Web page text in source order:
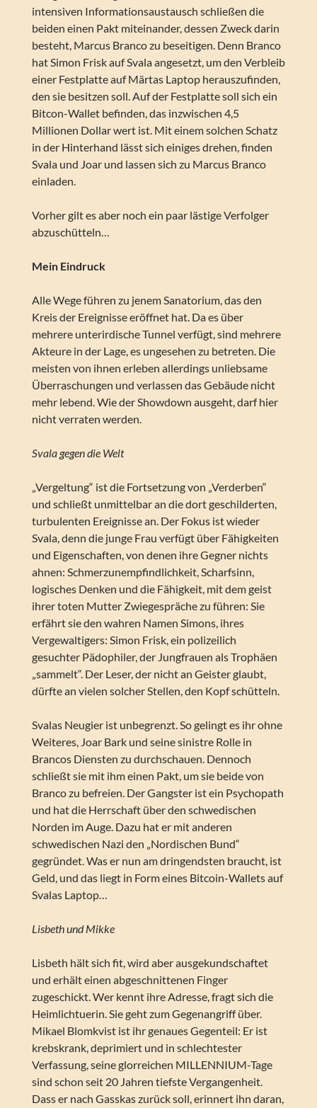
intensiven Informationsaustausch schließen die
beiden einen Pakt miteinander, dessen Zweck darin
besteht, Marcus Branco zu beseitigen. Denn Branco
hat Simon Frisk auf Svala angesetzt, um den Verbleib
einer Festplatte auf Märtas Laptop herauszufinden,
den sie besitzen soll. Auf der Festplatte soll sich ein
Bitcon-Wallet befinden, das inzwischen 4,5
Millionen Dollar wert ist. Mit einem solchen Schatz
in der Hinterhand lässt sich einiges drehen, finden
Svala und Joar und lassen sich zu Marcus Branco
einladen.
Vorher gilt es aber noch ein paar lästige Verfolger
abzuschütteln…
Mein Eindruck
Alle Wege führen zu jenem Sanatorium, das den
Kreis der Ereignisse eröffnet hat. Da es über
mehrere unterirdische Tunnel verfügt, sind mehrere
Akteure in der Lage, es ungesehen zu betreten. Die
meisten von ihnen erleben allerdings unliebsame
Überraschungen und verlassen das Gebäude nicht
mehr lebend. Wie der Showdown ausgeht, darf hier
nicht verraten werden.
Svala gegen die Welt
„Vergeltung“ ist die Fortsetzung von „Verderben“
und schließt unmittelbar an die dort geschilderten,
turbulenten Ereignisse an. Der Fokus ist wieder
Svala, denn die junge Frau verfügt über Fähigkeiten
und Eigenschaften, von denen ihre Gegner nichts
ahnen: Schmerzunempfindlichkeit, Scharfsinn,
logisches Denken und die Fähigkeit, mit dem geist
ihrer toten Mutter Zwiegespräche zu führen: Sie
erfährt sie den wahren Namen Simons, ihres
Vergewaltigers: Simon Frisk, ein polizeilich
gesuchter Pädophiler, der Jungfrauen als Trophäen
„sammelt“. Der Leser, der nicht an Geister glaubt,
dürfte an vielen solcher Stellen, den Kopf schütteln.
Svalas Neugier ist unbegrenzt. So gelingt es ihr ohne
Weiteres, Joar Bark und seine sinistre Rolle in
Brancos Diensten zu durchschauen. Dennoch
schließt sie mit ihm einen Pakt, um sie beide von
Branco zu befreien. Der Gangster ist ein Psychopath
und hat die Herrschaft über den schwedischen
Norden im Auge. Dazu hat er mit anderen
schwedischen Nazi den „Nordischen Bund“
gegründet. Was er nun am dringendsten braucht, ist
Geld, und das liegt in Form eines Bitcoin-Wallets auf
Svalas Laptop…
Lisbeth und Mikke
Lisbeth hält sich fit, wird aber ausgekundschaftet
und erhält einen abgeschnittenen Finger
zugeschickt. Wer kennt ihre Adresse, fragt sich die
Heimlichtuerin. Sie geht zum Gegenangriff über.
Mikael Blomkvist ist ihr genaues Gegenteil: Er ist
krebskrank, deprimiert und in schlechtester
Verfassung, seine glorreichen MILLENNIUM-Tage
sind schon seit 20 Jahren tiefste Vergangenheit.
Dass er nach Gasskas zurück soll, erinnert ihn daran,